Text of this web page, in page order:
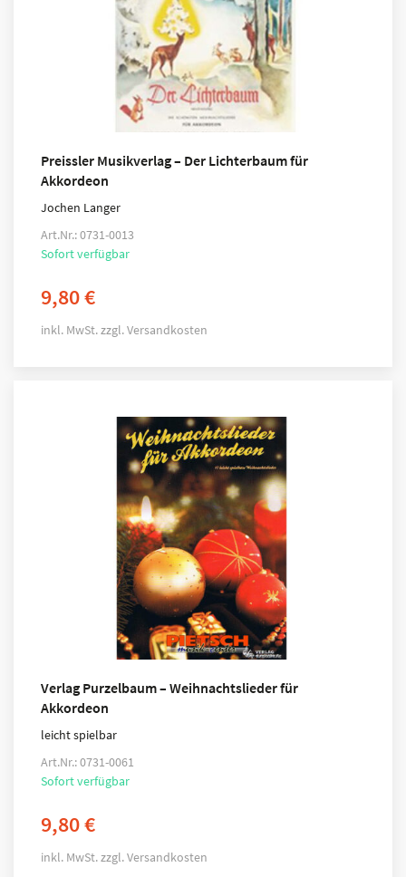
Preissler Musikverlag – Der Lichterbaum für
Akkordeon
Jochen Langer
Art.Nr.: 0731-0013
Sofort verfügbar
9,80€
inkl. MwSt. zzgl.Versandkosten
Verlag Purzelbaum – Weihnachtslieder für
Akkordeon
leicht spielbar
Art.Nr.: 0731-0061
Sofort verfügbar
9,80€
inkl. MwSt.zzgl.Versandkosten